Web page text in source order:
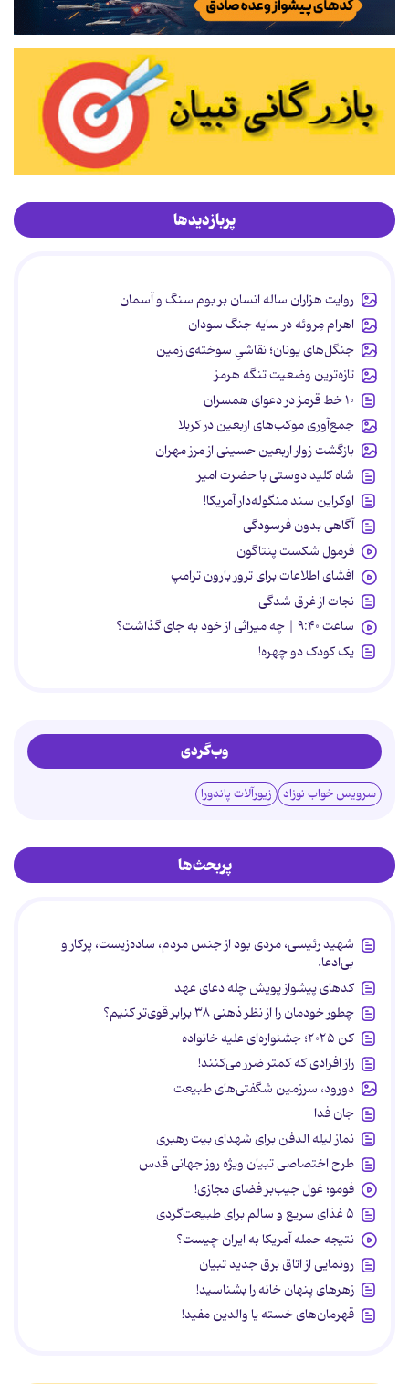
پربازدیدها
روایت هزاران ساله انسان بر بوم سنگ و آسمان
اهرام مِروئه در سایه جنگ سودان
جنگل‌های یونان؛ نقاشیِ سوخته‌ی زمین
تازه‌ترین وضعیت تنگه هرمز
۱۰ خط قرمز در دعوای همسران
جمع‌آوری موکب‌های اربعین در کربلا
بازگشت زوار اربعین حسینی از مرز مهران
شاه کلید دوستی با حضرت امیر
اوکراین سند منگوله‌دار آمریکا!
آگاهی بدون فرسودگی
فرمول شکست پنتاگون
افشای اطلاعات برای ترور بارون ترامپ
نجات از غرق شدگی
ساعت ۹:۴۰ | چه میراثی از خود به جای گذاشت؟
یک کودک دو چهره!
وب‌گردی
سرویس خواب نوزاد زیورآلات پاندورا
پربحث‌ها
شهید رئیسی، مردی بود از جنس مردم، ساده‌زیست، پرکار و
بی‌ادعا.
کدهای پیشواز پویش چله دعای عهد
چطور خودمان را از نظر ذهنی ۳۸ برابر قوی‌تر کنیم؟
کن ۲۰۲۵؛ جشنواره‌ای علیه خانواده
راز افرادی که کمتر ضرر می‌کنند!
دورود، سرزمین شگفتی‌های طبیعت
جان فدا
نماز لیله الدفن برای شهدای بیت رهبری
طرح اختصاصی تبیان ویژه روز جهانی قدس
فومو؛ غول جیب‌بر فضای مجازی!
۵ غذای سریع و سالم برای طبیعت‌گردی
نتیجه حمله آمریکا به ایران چیست؟
رونمایی از اتاق برق جدید تبیان
زهرهای پنهان خانه را بشناسید!
قهرمان‌های خسته یا والدین مفید!